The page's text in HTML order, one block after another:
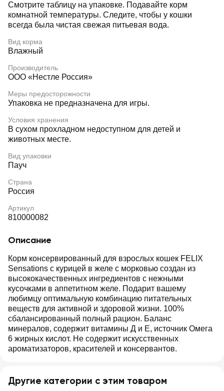
Смотрите таблицу на упаковке. Подавайте корм
комнатной температуры. Следите, чтобы у кошки
всегда была чистая свежая питьевая вода.
Вид корма
Влажный
Производитель
ООО «Нестле Россия»
Меры предосторожности
Упаковка не предназначена для игры.
Условия хранения
В сухом прохладном недоступном для детей и
животных месте.
Вид упаковки
Пауч
Страна
Россия
Артикул
810000082
Описание
Корм консервированный для взрослых кошек FELIX
Sensations с курицей в желе с морковью создан из
высококачественных ингредиентов с нежными
кусочками в аппетитном желе. Подарит вашему
любимцу оптимальную комбинацию питательных
веществ для активной и здоровой жизни. 100%
сбалансированный полный рацион. Баланс
минералов, содержит витамины Д и Е, источник Омега
6 жирных кислот. Не содержит искусственных
ароматизаторов, красителей и консервантов.
Другие категории с этим товаром